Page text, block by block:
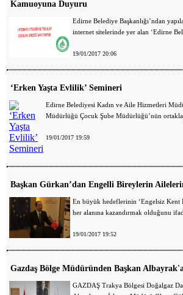
Kamuoyuna Duyuru
Edirne Belediye Başkanlığı’ndan
internet sitelerinde yer alan ‘Edirne
19/01/2017 20:06
‘Erken Yaşta Evlilik’ Semineri
Edirne Belediyesi Kadın ve Aile Hizmetleri
Müdürlüğü Çocuk Şube Müdürlüğü’nün
19/01/2017 19:59
Başkan Gürkan’dan Engelli Bireylerin
En büyük hedeflerinin ‘Engelsiz Kent
her alanına kazandırmak olduğunu
19/01/2017 19:52
Gazdaş Bölge Müdüründen Başkan
GAZDAŞ Trakya Bölgesi Doğalgaz